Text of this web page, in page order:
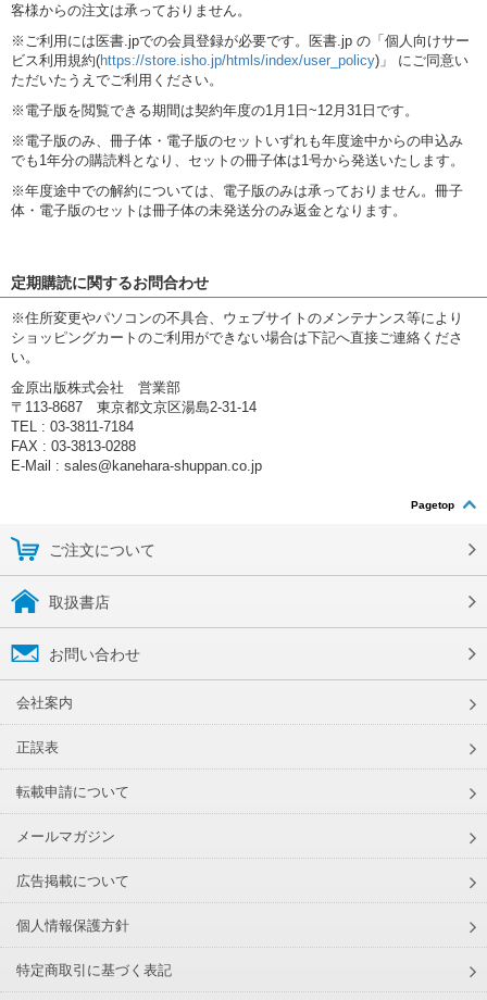
客様からの注文は承っておりません。
※ご利用には医書.jpでの会員登録が必要です。医書.jp の「個人向けサー
ビス利用規約(https://store.isho.jp/htmls/index/user_policy)」 にご同意い
ただいたうえでご利用ください。
※電子版を閲覧できる期間は契約年度の1月1日~12月31日です。
※電子版のみ、冊子体・電子版のセットいずれも年度途中からの申込み
でも1年分の購読料となり、セットの冊子体は1号から発送いたします。
※年度途中での解約については、電子版のみは承っておりません。冊子
体・電子版のセットは冊子体の未発送分のみ返金となります。
定期購読に関するお問合わせ
※住所変更やパソコンの不具合、ウェブサイトのメンテナンス等により
ショッピングカートのご利用ができない場合は下記へ直接ご連絡くださ
い。
金原出版株式会社 営業部
〒113-8687 東京都文京区湯島2-31-14
TEL : 03-3811-7184
FAX : 03-3813-0288
E-Mail : sales@kanehara-shuppan.co.jp
Pagetop
ご注文について
取扱書店
お問い合わせ
会社案内
正誤表
転載申請について
メールマガジン
広告掲載について
個人情報保護方針
特定商取引に基づく表記